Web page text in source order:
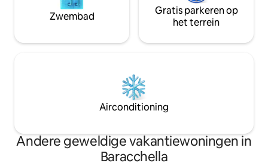
Zwembad
Gratis parkeren op
het terrein
Airconditioning
Andere geweldige vakantiewoningen in
Baracchella